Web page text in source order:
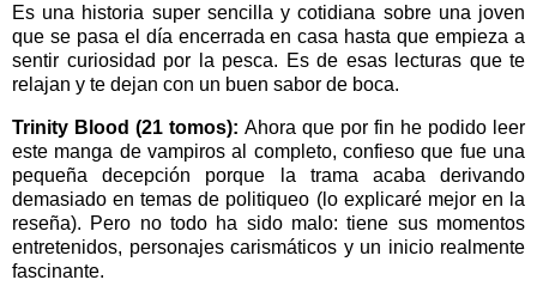
Es una historia super sencilla y cotidiana sobre una joven
que se pasa el día encerrada en casa hasta que empieza a
sentir curiosidad por la pesca. Es de esas lecturas que te
relajan y te dejan con un buen sabor de boca.
Trinity Blood (21 tomos): Ahora que por fin he podido leer
este manga de vampiros al completo, confieso que fue una
pequeña decepción porque la trama acaba derivando
demasiado en temas de politiqueo (lo explicaré mejor en la
reseña). Pero no todo ha sido malo: tiene sus momentos
entretenidos, personajes carismáticos y un inicio realmente
fascinante.